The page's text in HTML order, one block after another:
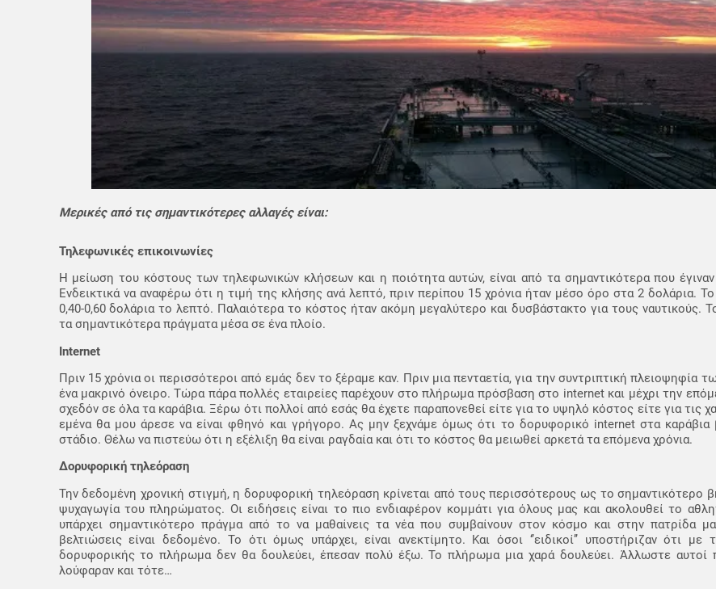
Μερικές από τις σημαντικότερες αλλαγές είναι:
Τηλεφωνικές επικοινωνίες
Η μείωση του κόστους των τηλεφωνικών κλήσεων και η ποιότητα αυτών, είναι από τα σημαντικότερα που έγιναν
Ενδεικτικά να αναφέρω ότι η τιμή της κλήσης ανά λεπτό, πριν περίπου 15 χρόνια ήταν μέσο όρο στα 2 δολάρια.
0,40-0,60 δολάρια το λεπτό. Παλαιότερα το κόστος ήταν ακόμη μεγαλύτερο και δυσβάστακτο για τους ναυτικούς.
τα σημαντικότερα πράγματα μέσα σε ένα πλοίο.
Internet
Πριν 15 χρόνια οι περισσότεροι από εμάς δεν το ξέραμε καν. Πριν μια πενταετία, για την συντριπτική πλειοψηφία
ένα μακρινό όνειρο. Τώρα πάρα πολλές εταιρείες παρέχουν στο πλήρωμα πρόσβαση στο internet και μέχρι την
σχεδόν σε όλα τα καράβια. Ξέρω ότι πολλοί από εσάς θα έχετε παραπονεθεί είτε για το υψηλό κόστος είτε για τις
εμένα θα μου άρεσε να είναι φθηνό και γρήγορο. Ας μην ξεχνάμε όμως ότι το δορυφορικό internet στα καράβια
στάδιο. Θέλω να πιστεύω ότι η εξέλιξη θα είναι ραγδαία και ότι το κόστος θα μειωθεί αρκετά τα επόμενα χρόνια.
Δορυφορική τηλεόραση
Την δεδομένη χρονική στιγμή, η δορυφορική τηλεόραση κρίνεται από τους περισσότερους ως το σημαντικότερο
ψυχαγωγία του πληρώματος. Οι ειδήσεις είναι το πιο ενδιαφέρον κομμάτι για όλους μας και ακολουθεί το
υπάρχει σημαντικότερο πράγμα από το να μαθαίνεις τα νέα που συμβαίνουν στον κόσμο και στην πατρίδα
βελτιώσεις είναι δεδομένο. Το ότι όμως υπάρχει, είναι ανεκτίμητο. Και όσοι ‘’ειδικοί’’ υποστήριζαν ότι
δορυφορικής το πλήρωμα δεν θα δουλεύει, έπεσαν πολύ έξω. Το πλήρωμα μια χαρά δουλεύει. Άλλωστε
λούφαραν και τότε…